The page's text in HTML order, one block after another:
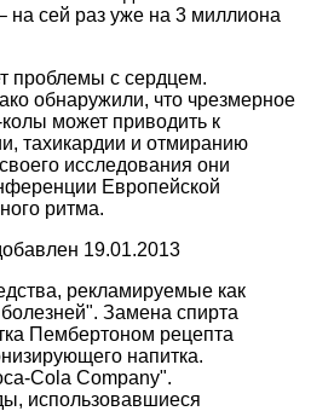
на сей раз уже на 3 миллиона
проблемы с сердцем.
обнаружили, что чрезмерное
может приводить к
тахикардии и отмиранию
исследования они
Европейской
ритма.
19.01.2013
рекламируемые как
Замена спирта
Пембертоном рецепта
напитка.
Cola Company".
использовавшиеся